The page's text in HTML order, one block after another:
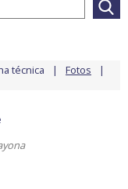
técnica Fotos